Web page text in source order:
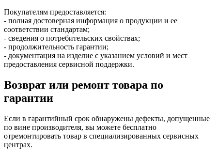
Покупателям предоставляется:
- полная достоверная информация о продукции и ее
соответствии стандартам;
- сведения о потребительских свойствах;
- продолжительность гарантии;
- документация на изделие с указанием условий и мест
предоставления сервисной поддержки.
Возврат или ремонт товара по
гарантии
Если в гарантийный срок обнаружены дефекты, допущенные
по вине производителя, вы можете бесплатно
отремонтировать товар в специализированных сервисных
центрах.